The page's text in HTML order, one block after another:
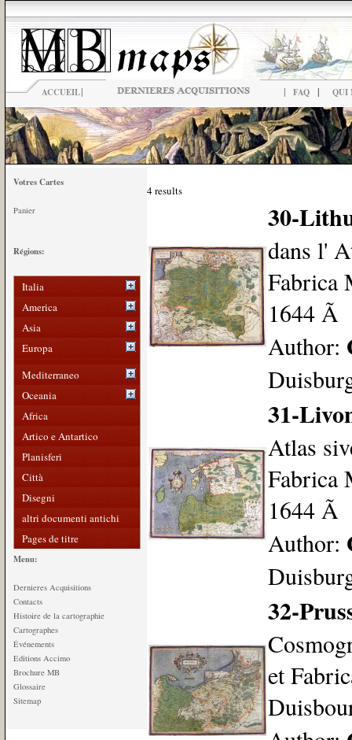
ACCUEIL| | FAQ | QUI
Votres Cartes
Panier
Régions:
Italia
America
Asia
Europa
Mediterraneo
Oceania
Africa
Artico e Antartico
Planisferi
Città
Disegni
altri documenti antichi
Pages de titre
Menu:
Dernieres Acquisitions
Contacts
Histoire de la cartographie
Cartographes
Événements
Editions Accimo
Brochure MB
Glossaire
Sitemap
4 results
30-
dans l'
Fabrica
1644 Ã
Author:
31-
Atlas
Fabrica
1644 Ã
Author:
32-
et